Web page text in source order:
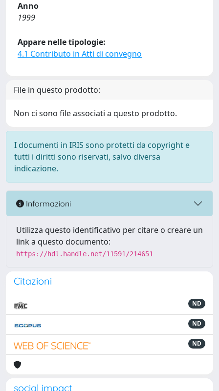
Anno
1999
Appare nelle tipologie:
4.1 Contributo in Atti di convegno
File in questo prodotto:
Non ci sono file associati a questo prodotto.
I documenti in IRIS sono protetti da copyright e
tutti i diritti sono riservati, salvo diversa
indicazione.
Informazioni
Utilizza questo identificativo per citare o creare un
link a questo documento:
https://hdl.handle.net/11591/214651
Citazioni
ND
ND
ND
social impact